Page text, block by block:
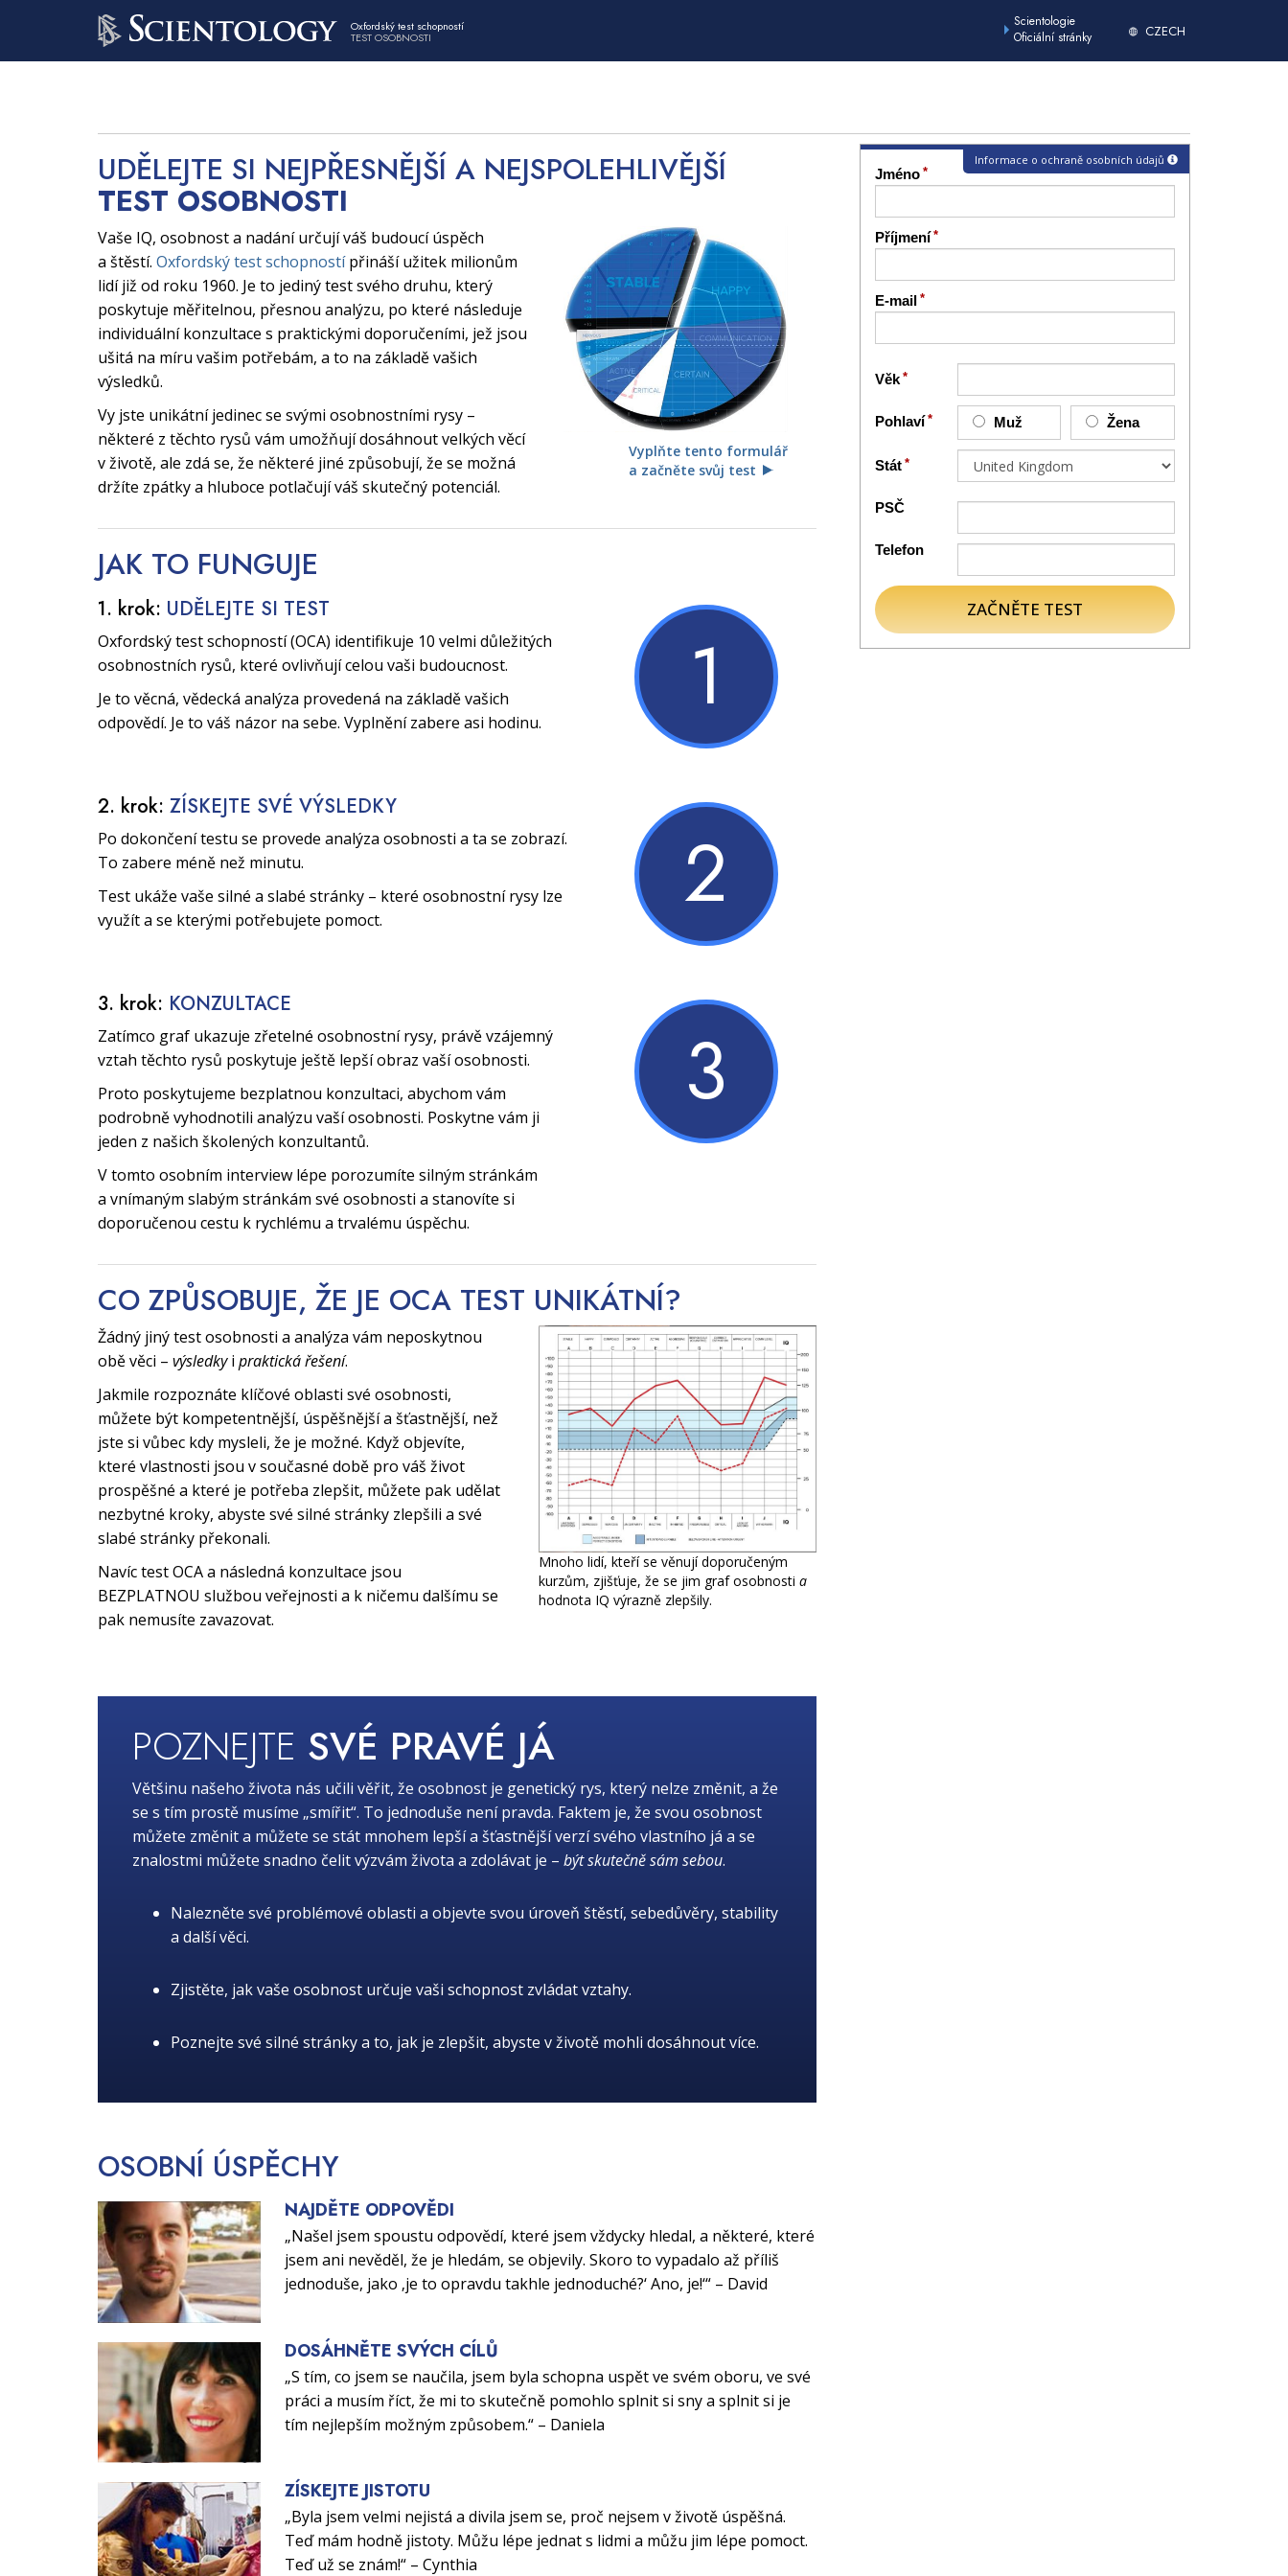
Oxfordský test schopností
TEST OSOBNOSTI
Scientologie
Oficiální stránky
CZECH
Informace o ochraně osobních údajů
Jméno
Příjmení
E-mail
Věk
Pohlaví Muž Žena
Stát
PSČ
Telefon
ZAČNĚTE TEST
UDĚLEJTE SI NEJPŘESNĚJŠÍ A NEJSPOLEHLIVĚJŠÍ
TEST OSOBNOSTI
Vyplňte tento formulář
a začněte svůj test
Vaše IQ, osobnost a nadání určují váš budoucí úspěch
a štěstí. Oxfordský test schopnostípřináší užitek milionům
lidí již od roku 1960. Je to jediný test svého druhu, který
poskytuje měřitelnou, přesnou analýzu, po které následuje
individuální konzultace s praktickými doporučeními, jež jsou
ušitá na míru vašim potřebám, a to na základě vašich
výsledků.
Vy jste unikátní jedinec se svými osobnostními rysy –
některé z těchto rysů vám umožňují dosáhnout velkých věcí
v životě, ale zdá se, že některé jiné způsobují, že se možná
držíte zpátky a hluboce potlačují váš skutečný potenciál.
JAK TO FUNGUJE
1. krok: UDĚLEJTE SI TEST
Oxfordský test schopností (OCA) identifikuje 10 velmi důležitých
osobnostních rysů, které ovlivňují celou vaši budoucnost.
Je to věcná, vědecká analýza provedená na základě vašich
odpovědí. Je to váš názor na sebe. Vyplnění zabere asi hodinu.
1
2. krok: ZÍSKEJTE SVÉ VÝSLEDKY
Po dokončení testu se provede analýza osobnosti a ta se zobrazí.
To zabere méně než minutu.
Test ukáže vaše silné a slabé stránky – které osobnostní rysy lze
využít a se kterými potřebujete pomoct.
2
3. krok: KONZULTACE
Zatímco graf ukazuje zřetelné osobnostní rysy, právě vzájemný
vztah těchto rysů poskytuje ještě lepší obraz vaší osobnosti.
Proto poskytujeme bezplatnou konzultaci, abychom vám
podrobně vyhodnotili analýzu vaší osobnosti. Poskytne vám ji
jeden z našich školených konzultantů.
V tomto osobním interview lépe porozumíte silným stránkám
a vnímaným slabým stránkám své osobnosti a stanovíte si
doporučenou cestu k rychlému a trvalému úspěchu.
3
CO ZPŮSOBUJE, ŽE JE OCA TEST UNIKÁTNÍ?
Žádný jiný test osobnosti a analýza vám neposkytnou
obě věci – výsledkyi praktická řešení.
Jakmile rozpoznáte klíčové oblasti své osobnosti,
můžete být kompetentnější, úspěšnější a šťastnější, než
jste si vůbec kdy mysleli, že je možné. Když objevíte,
které vlastnosti jsou v současné době pro váš život
prospěšné a které je potřeba zlepšit, můžete pak udělat
nezbytné kroky, abyste své silné stránky zlepšili a své
slabé stránky překonali.
Navíc test OCA a následná konzultace jsou
BEZPLATNOU službou veřejnosti a k ničemu dalšímu se
pak nemusíte zavazovat.
Mnoho lidí, kteří se věnují doporučeným
kurzům, zjišťuje, že se jim graf osobnosti a
hodnota IQ výrazně zlepšily.
POZNEJTE SVÉ PRAVÉ JÁ
Většinu našeho života nás učili věřit, že osobnost je genetický rys, který nelze změnit, a že
se s tím prostě musíme „smířit“. To jednoduše není pravda. Faktem je, že svou osobnost
můžete změnit a můžete se stát mnohem lepší a šťastnější verzí svého vlastního já a se
znalostmi můžete snadno čelit výzvám života a zdolávat je – být skutečně sám sebou.
Nalezněte své problémové oblasti a objevte svou úroveň štěstí, sebedůvěry, stability
a další věci.
Zjistěte, jak vaše osobnost určuje vaši schopnost zvládat vztahy.
Poznejte své silné stránky a to, jak je zlepšit, abyste v životě mohli dosáhnout více.
OSOBNÍ ÚSPĚCHY
NAJDĚTE ODPOVĚDI
„Našel jsem spoustu odpovědí, které jsem vždycky hledal, a některé, které
jsem ani nevěděl, že je hledám, se objevily. Skoro to vypadalo až příliš
jednoduše, jako ‚je to opravdu takhle jednoduché?‘ Ano, je!‘“ – David
DOSÁHNĚTE SVÝCH CÍLŮ
„S tím, co jsem se naučila, jsem byla schopna uspět ve svém oboru, ve své
práci a musím říct, že mi to skutečně pomohlo splnit si sny a splnit si je
tím nejlepším možným způsobem.“ – Daniela
ZÍSKEJTE JISTOTU
„Byla jsem velmi nejistá a divila jsem se, proč nejsem v životě úspěšná.
Teď mám hodně jistoty. Můžu lépe jednat s lidmi a můžu jim lépe pomoct.
Teď už se znám!“ – Cynthia